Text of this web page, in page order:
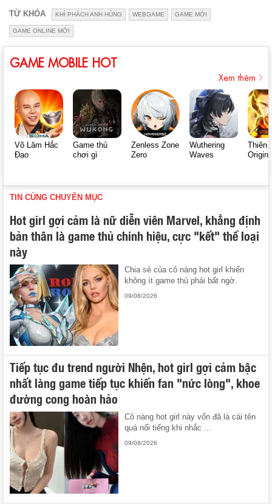
TỪ KHÓA KHÍ PHÁCH ANH HÙNG WEBGAME GAME MỚI
GAME ONLINE MỚI
GAME MOBILE HOT
Xem thêm
Võ Lâm Hắc
Đạo
Game thủ
chơi gì
Zenless Zone
Zero
Wuthering
Waves
Thiên
Origin
TIN CÙNG CHUYÊN MỤC
Hot girl gợi cảm là nữ diễn viên Marvel, khẳng định
bản thân là game thủ chính hiệu, cực "kết" thể loại
này
Chia sẻ của cô nàng hot girl khiến
không ít game thủ phải bất ngờ.
09/08/2026
Tiếp tục đu trend người Nhện, hot girl gợi cảm bậc
nhất làng game tiếp tục khiến fan "nức lòng", khoe
đường cong hoàn hảo
Cô nàng hot girl này vốn đã là cái tên
quá nổi tiếng khi nhắc ...
09/08/2026